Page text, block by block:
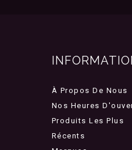
À Propos De Nous
Nos Heures
Produits Les Plus
Récents